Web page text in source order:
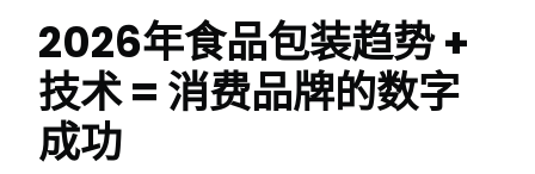
2026年食品包装趋势 +
技术 = 消费品牌的数字
成功